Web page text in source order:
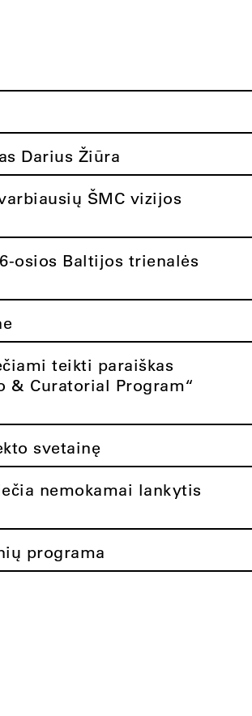
Darius Žiūra
ŠMC vizijos
osios Baltijos trienalės
teikti paraiškas
& Curatorial Program“
svetainę
nemokamai lankytis
programa